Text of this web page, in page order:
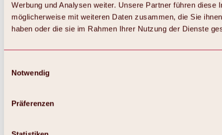
Werbung und Analysen weiter. Unsere Partner führen diese
möglicherweise mit weiteren Daten zusammen, die Sie
haben oder die sie im Rahmen Ihrer Nutzung der Dienste
Notwendig
Präferenzen